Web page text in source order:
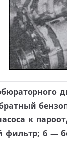
к
фильтр; 6 —